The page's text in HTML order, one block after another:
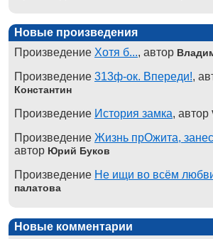
Новые произведения
Произведение Хотя б..., автор
Произведение 313ф-ок. Впереди!,
Константин
Произведение История замка, автор
Произведение Жизнь прОжита,
автор Юрий Буков
Произведение Не ищи во всём
палатова
Новые комментарии